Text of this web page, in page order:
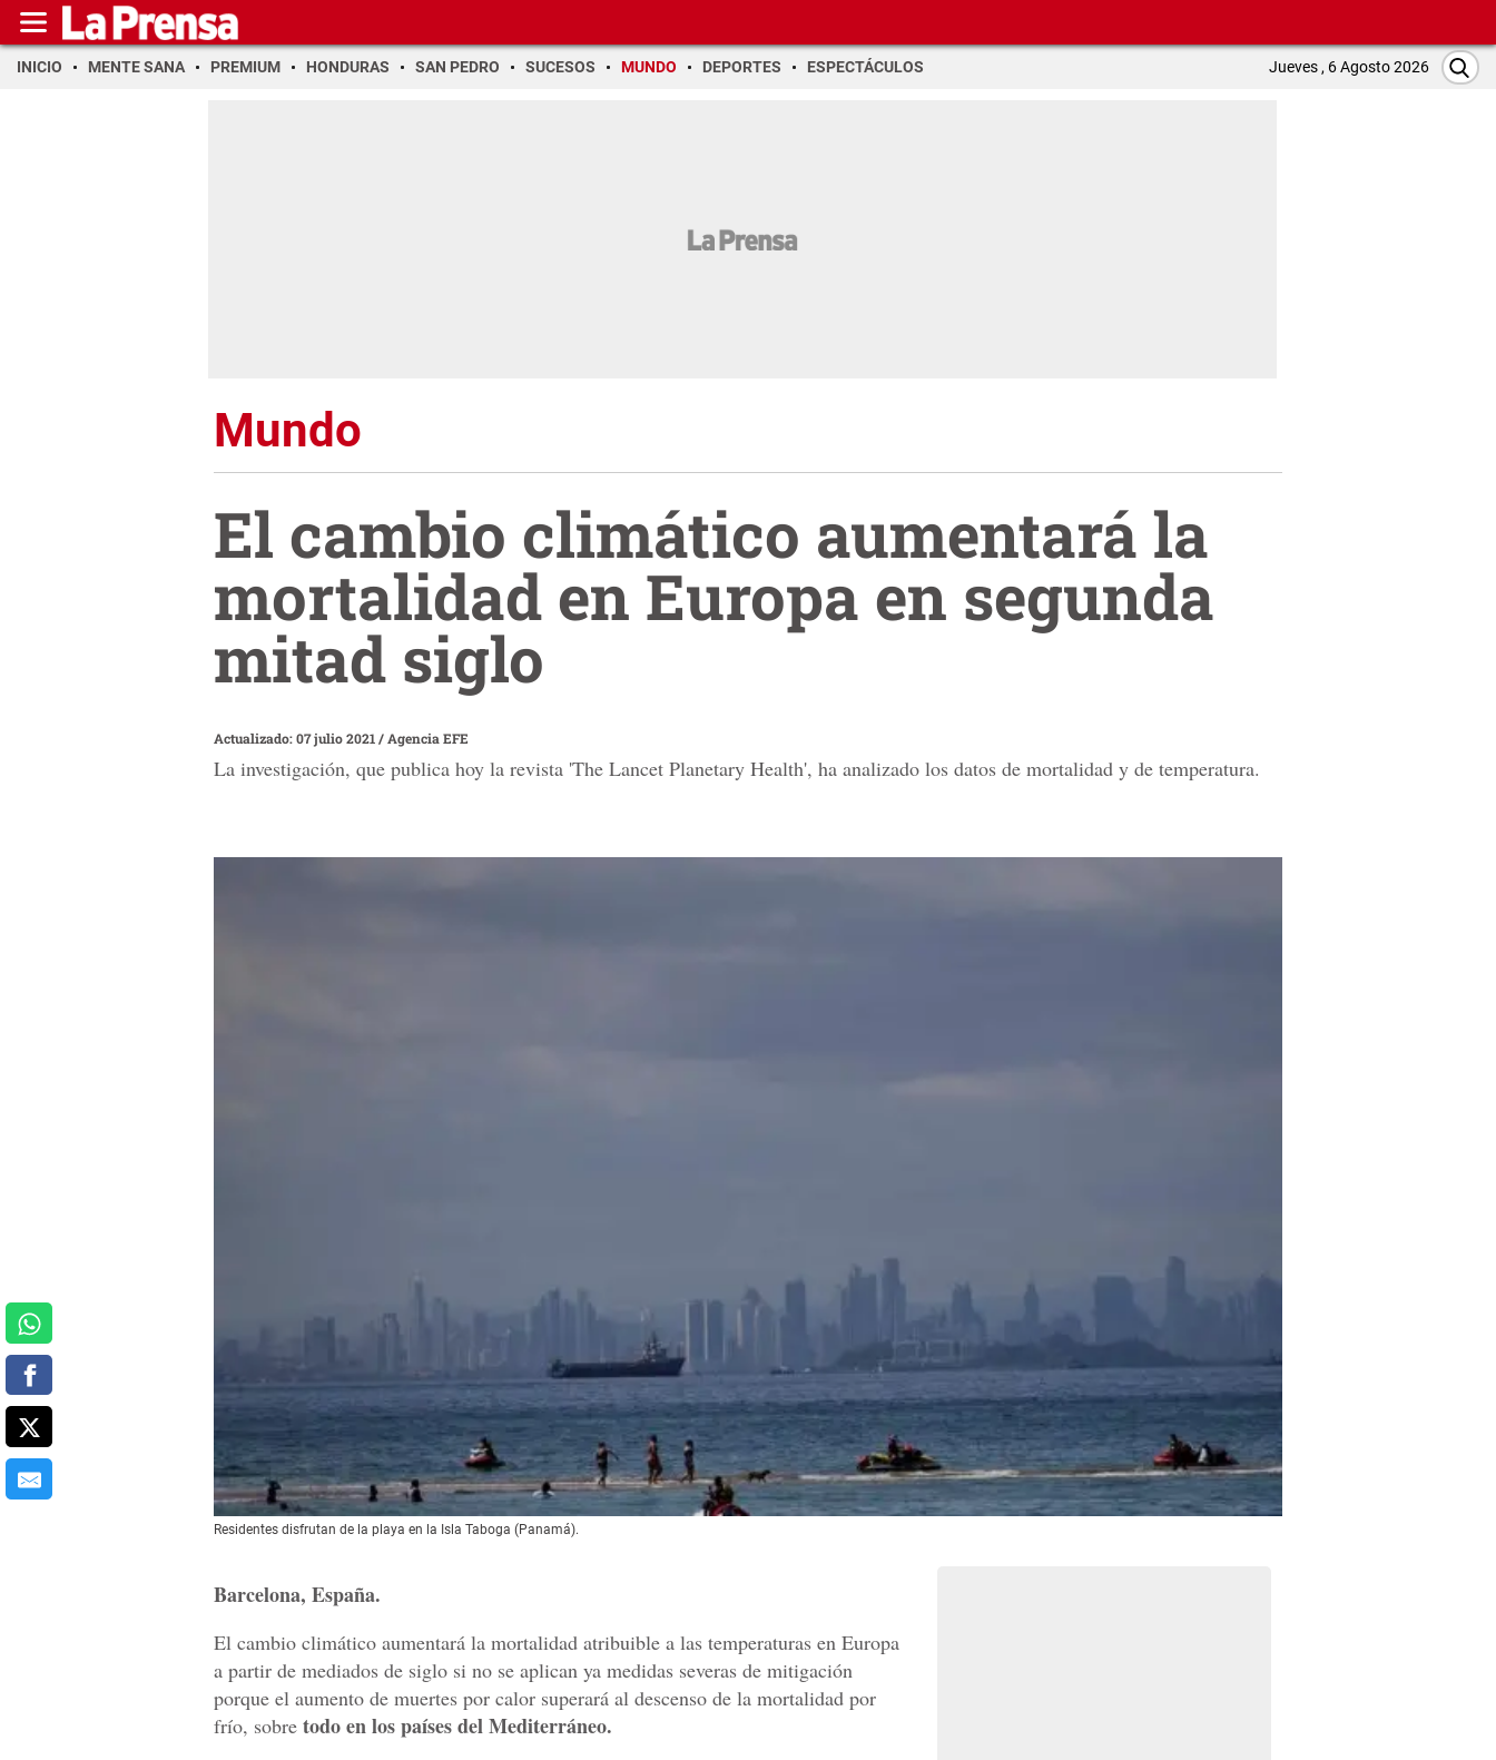
INICIO MENTE SANA PREMIUM HONDURAS SAN PEDRO SUCESOS MUNDO DEPORTES ESPECTÁCULOS Jueves , 6 Agosto 2026
Mundo
El cambio climático aumentará la
mortalidad en Europa en segunda
mitad siglo
Actualizado: 07 julio 2021 / Agencia EFE
La investigación, que publica hoy la revista 'The Lancet Planetary Health', ha analizado los datos de mortalidad y de temperatura.
Residentes disfrutan de la playa en la Isla Taboga (Panamá).
Barcelona, España.
El cambio climático aumentará la mortalidad atribuible a las temperaturas en Europa
a partir de mediados de siglo si no se aplican ya medidas severas de mitigación
porque el aumento de muertes por calor superará al descenso de la mortalidad por
frío, sobre todo en los países del Mediterráneo.